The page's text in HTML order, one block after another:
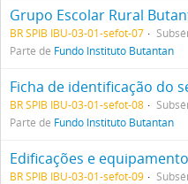
Grupo Escolar Rural
BR SPIB IBU-03-01-sefot-07
Parte de Fundo Instituto Butantan
Ficha de identificação do
BR SPIB IBU-03-01-sefot-08
Parte de Fundo Instituto Butantan
Edificações e
BR SPIB IBU-03-01-sefot-09